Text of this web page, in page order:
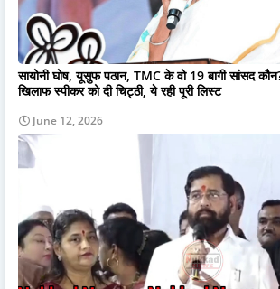
सायोनी घोष, यूसुफ पठान, TMC के वो 19 बागी सांसद
खिलाफ स्पीकर को दी चिट्ठी, ये रही पूरी लिस्ट
June 12, 2026